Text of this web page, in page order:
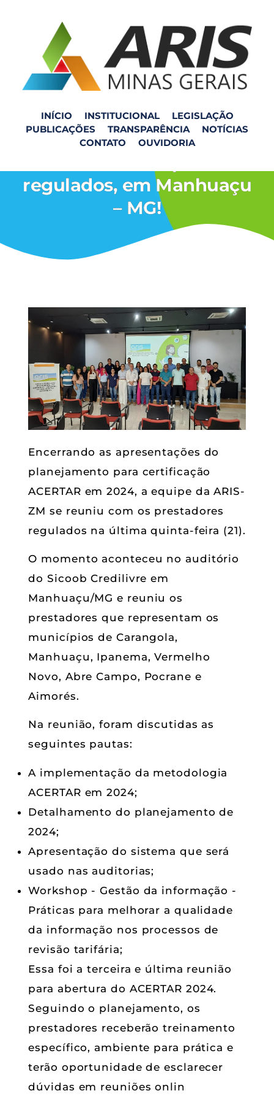
INÍCIO INSTITUCIONAL
LEGISLAÇÃO
PUBLICAÇÕES
TRANSPARÊNCIA
NOTÍCIAS
CONTATO
OUVIDORIA
ARIS ZM realiza reunião
regulados, em Manhuaçu
– MG!
Encerrando as apresentações do
planejamento para certificação
ACERTAR em 2024, a equipe da ARIS-
ZM se reuniu com os prestadores
regulados na última quinta-feira (21).
O momento aconteceu no auditório
do Sicoob Credilivre em
Manhuaçu/MG e reuniu os
prestadores que representam os
municípios de Carangola,
Manhuaçu, Ipanema, Vermelho
Novo, Abre Campo, Pocrane e
Aimorés.
Na reunião, foram discutidas as
seguintes pautas:
A implementação da metodologia
ACERTAR em 2024;
Detalhamento do planejamento de
2024;
Apresentação do sistema que será
usado nas auditorias;
Workshop - Gestão da informação -
Práticas para melhorar a qualidade
da informação nos processos de
revisão tarifária;
Essa foi a terceira e última reunião
para abertura do ACERTAR 2024.
Seguindo o planejamento, os
prestadores receberão treinamento
específico, ambiente para prática e
terão oportunidade de esclarecer
dúvidas em reuniões onlin